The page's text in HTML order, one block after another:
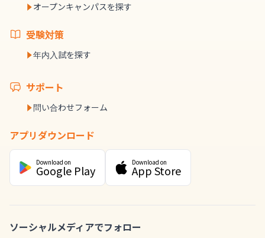
オープンキャンパスを探す
受験対策
年内入試を探す
サポート
問い合わせフォーム
アプリダウンロード
Download on
Google Play
Download on
App Store
ソーシャルメディアでフォロー